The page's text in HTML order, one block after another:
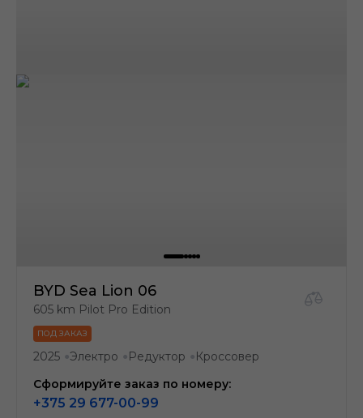
BYD Sea Lion 06
605 km Pilot Pro Edition
ПОД ЗАКАЗ
2025 ●Электро ● Редуктор ● Кроссовер
Сформируйте заказ по номеру:
+375 29 677-00-99